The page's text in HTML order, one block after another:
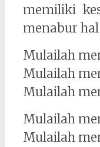
memiliki
menabur
Mulailah
Mulailah
Mulailah
Mulailah
Mulailah